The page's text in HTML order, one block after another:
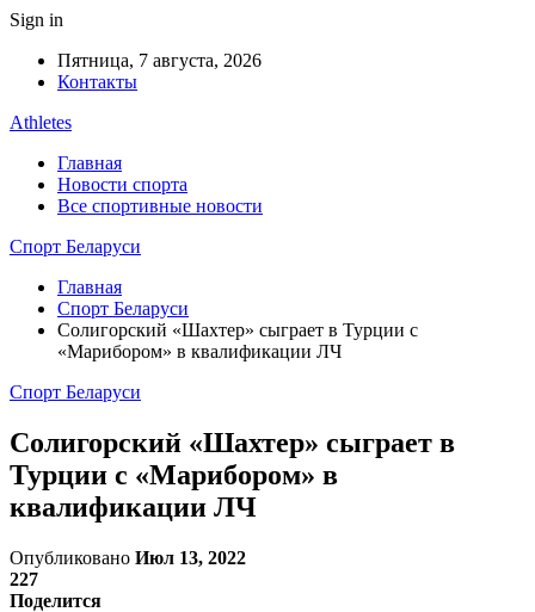
Sign in
Пятница, 7 августа, 2026
Контакты
Athletes
Главная
Новости спорта
Все спортивные новости
Спорт Беларуси
Главная
Спорт Беларуси
Солигорский «Шахтер» сыграет в Турции с
«Марибором» в квалификации ЛЧ
Спорт Беларуси
Солигорский «Шахтер» сыграет в
Турции с «Марибором» в
квалификации ЛЧ
Опубликовано Июл 13, 2022
227
Поделится